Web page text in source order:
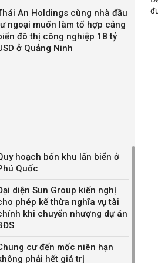
vàng nữa ạ". Quả là 1 điều
với phần hơi "viễn tưởng"
và cháu muốn chuyển
– Lời ước cực kỳ đáng
con thì sẽ có hậu quả
An Holdings cùng nhà đầu
ngoại muốn làm tổ hợp cảng
đô thị công nghiệp 18 tỷ
ở Quảng Ninh
hoạch bốn khu lấn biển ở
Quốc
diện Sun Group kiến nghị
phép kế thừa nghĩa vụ tài
khi chuyển nhượng dự án
cư đến mốc niên hạn
phải hết giá trị